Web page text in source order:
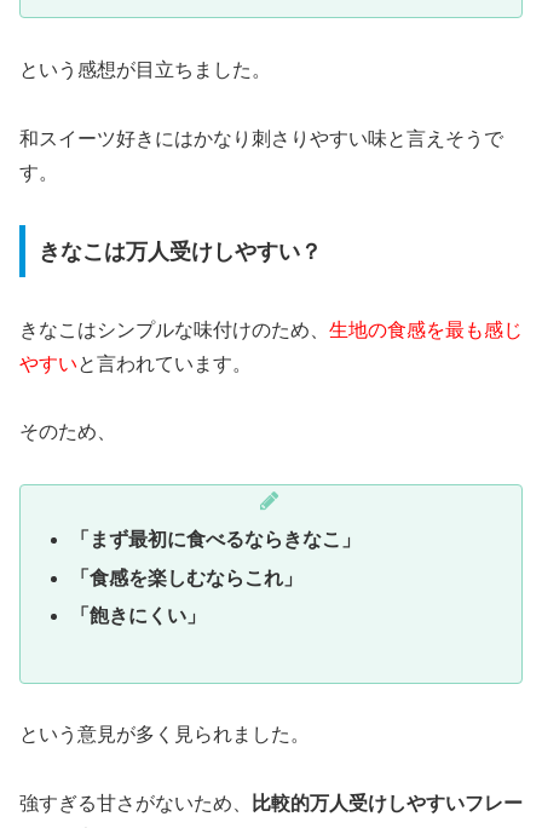
という感想が目立ちました。
和スイーツ好きにはかなり刺さりやすい味と言えそうで
す。
きなこは万人受けしやすい？
きなこはシンプルな味付けのため、 生地の食感を最も感じ
やすいと言われています。
そのため、
「まず最初に食べるならきなこ」
「食感を楽しむならこれ」
「飽きにくい」
という意見が多く見られました。
強すぎる甘さがないため、
比較的万人受けしやすいフレー